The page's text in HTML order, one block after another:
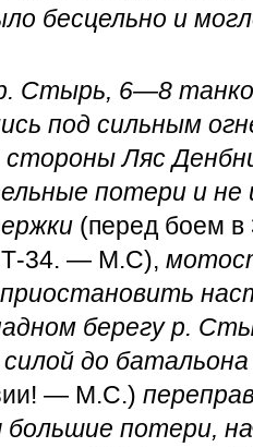
бесцельно и
Стырь, 6—8
под сильным
стороны Ляс
потери и
(перед боем в
Т-34. — М.С),
берегу р.
до
— М.С.)
потери,